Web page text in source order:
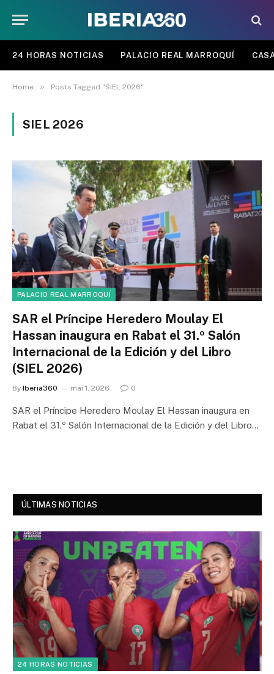
24 HORAS NOTICIAS PALACIO REAL MARROQUÍ
Home » Posts Tagged "SIEL 2026"
SIEL 2026
PALACIO REAL MARROQUÍ
SAR el Príncipe Heredero Moulay El
Hassan inaugura en Rabat el 31.º Salón
Internacional de la Edición y del Libro
(SIEL 2026)
By Iberia360 mai 1, 2026 0
SAR el Príncipe Heredero Moulay El Hassan inaugura en
Rabat el 31.º Salón Internacional de la Edición y del Libro…
ÚLTIMAS NOTICIAS
24 HORAS NOTICIAS